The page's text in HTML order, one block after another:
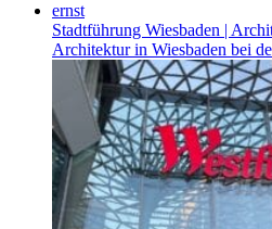
Stadtführung Wiesbaden |
Architektur in Wiesbaden bei